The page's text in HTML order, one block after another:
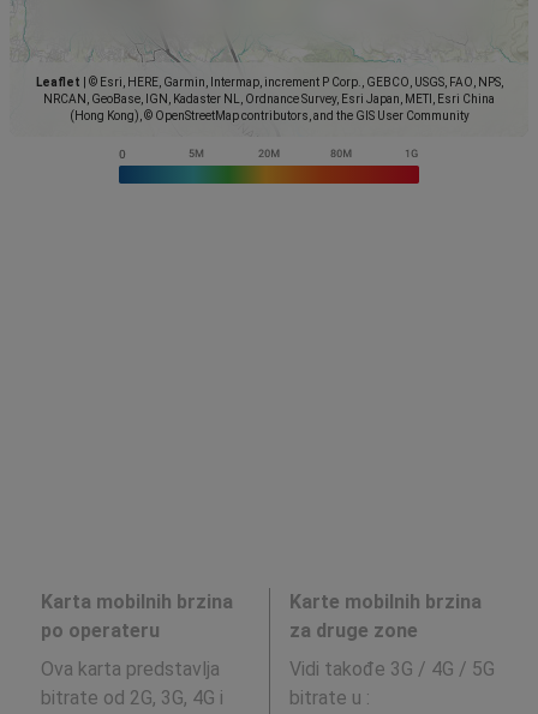
Leaflet
© Esri, HERE, Garmin, Intermap, increment P Corp., GEBCO, USGS, FAO, NPS,
NRCAN, GeoBase, IGN, Kadaster NL, Ordnance Survey, Esri Japan, METI, Esri China
(Hong Kong), © OpenStreetMap contributors, and the GIS User Community
Karta mobilnih brzina
po operateru
Ova karta predstavlja
bitrate od 2G, 3G, 4G i
Karte mobilnih brzina
za druge zone
Vidi takođe 3G / 4G / 5G
bitrate u :